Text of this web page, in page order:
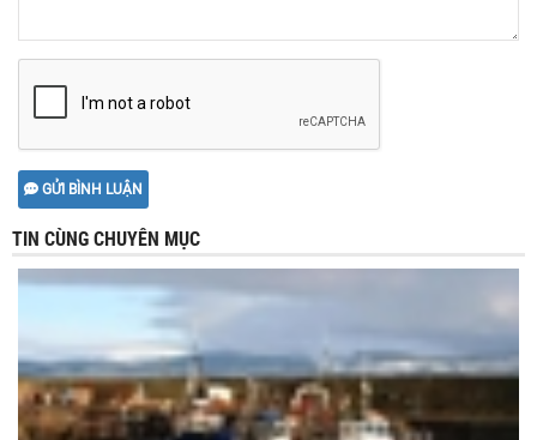
GỬI BÌNH LUẬN
TIN CÙNG CHUYÊN MỤC